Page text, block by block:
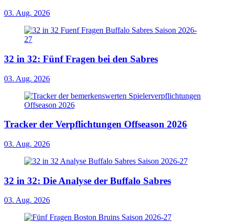
03. Aug. 2026
32 in 32: Fünf Fragen bei den Sabres
03. Aug. 2026
Tracker der Verpflichtungen Offseason 2026
03. Aug. 2026
32 in 32: Die Analyse der Buffalo Sabres
03. Aug. 2026